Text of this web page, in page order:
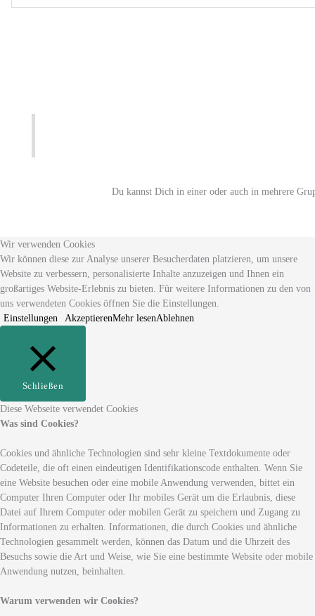
Du kannst Dich in einer oder auch in mehrere
Wir verwenden Cookies
Wir können diese zur Analyse unserer Besucherdaten platzieren, um unsere
Website zu verbessern, personalisierte Inhalte anzuzeigen und Ihnen ein
großartiges Website-Erlebnis zu bieten. Für weitere Informationen zu den von
uns verwendeten Cookies öffnen Sie die Einstellungen.
Einstellungen
AkzeptierenMehr lesenAblehnen
Schließen
Diese Webseite verwendet Cookies
Was sind Cookies?
Cookies und ähnliche Technologien sind sehr kleine Textdokumente oder
Codeteile, die oft einen eindeutigen Identifikationscode enthalten. Wenn Sie
eine Website besuchen oder eine mobile Anwendung verwenden, bittet ein
Computer Ihren Computer oder Ihr mobiles Gerät um die Erlaubnis, diese
Datei auf Ihrem Computer oder mobilen Gerät zu speichern und Zugang zu
Informationen zu erhalten. Informationen, die durch Cookies und ähnliche
Technologien gesammelt werden, können das Datum und die Uhrzeit des
Besuchs sowie die Art und Weise, wie Sie eine bestimmte Website oder mobile
Anwendung nutzen, beinhalten.
Warum verwenden wir Cookies?